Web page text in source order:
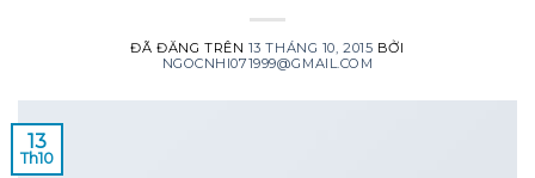
ĐÃ ĐĂNG TRÊN 13 THÁNG 10, 2015 BỞI
NGOCNHI071999@GMAIL.COM
13
Th10